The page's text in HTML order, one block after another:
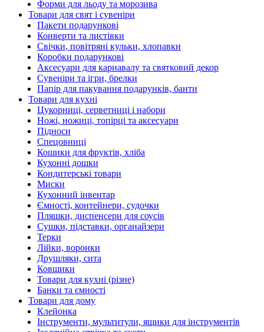
Форми для льоду та морозива
Товари для свят і сувеніри
Пакети подарункові
Конверти та листівки
Свічки, повітряні кульки, хлопавки
Коробки подарункові
Аксесуари для карнавалу та святковий декор
Сувеніри та ігри, брелки
Папір для пакування подарунків, банти
Товари для кухні
Цукорниці, серветниці і набори
Ножі, ножиці, топірці та аксесуари
Підноси
Спецовниці
Кошики для фруктів, хліба
Кухонні дошки
Кондитерські товари
Миски
Кухонний інвентар
Ємності, контейнери, судочки
Пляшки, диспенсери для соусів
Сушки, підставки, органайзери
Терки
Лійки, воронки
Друшляки, сита
Ковшики
Товари для кухні (різне)
Банки та ємності
Товари для дому
Клейонка
Інструменти, мультитули, ящики для інструментів